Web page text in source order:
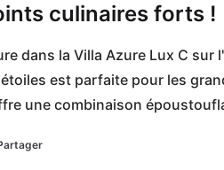
culinaires forts !
dans la Villa Azure Lux C sur
est parfaite pour les
une combinaison
Régalez-vous de délices
à la plage de Rova, à